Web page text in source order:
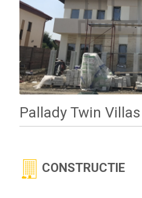
Pallady Twin
CONSTRUCTIE